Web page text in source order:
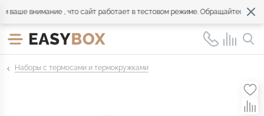
внимание , что сайт работает в тестовом режиме. Обращайтесь по
Наборы с термосами и термокружками